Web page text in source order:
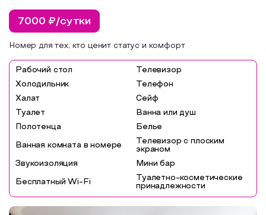
7000 ₽/сутки
Номер для тех, кто ценит статус и комфорт
Рабочий стол
Телевизор
Холодильник
Телефон
Халат
Сейф
Туалет
Ванна или душ
Полотенца
Белье
Ванная комната в номере
Телевизор с плоским
экраном
Звукоизоляция
Мини бар
Бесплатный Wi-Fi
Туалетно-косметические
принадлежности